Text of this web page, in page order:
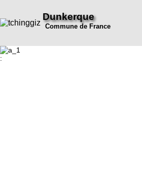
Dunkerque
Commune de France
: